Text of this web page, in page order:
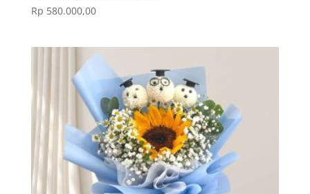
Rp 580.000,00